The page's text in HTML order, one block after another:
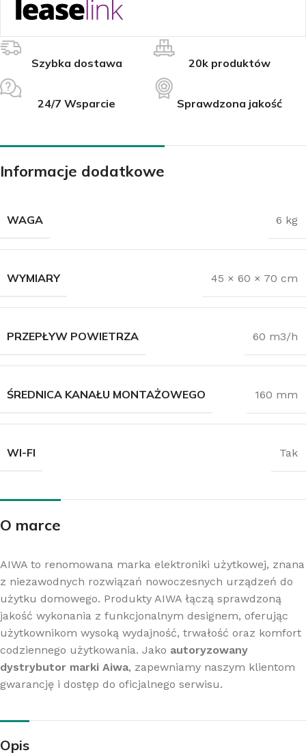
Szybka dostawa 20k produktów
24/7 Wsparcie Sprawdzona jakość
Informacje dodatkowe
WAGA 6 kg
WYMIARY 45 × 60 × 70 cm
PRZEPŁYW POWIETRZA 60 m3/h
ŚREDNICA KANAŁU MONTAŻOWEGO 160 mm
WI-FI Tak
O marce
AIWA to renomowana marka elektroniki użytkowej, znana
z niezawodnych rozwiązań nowoczesnych urządzeń do
użytku domowego. Produkty AIWA łączą sprawdzoną
jakość wykonania z funkcjonalnym designem, oferując
użytkownikom wysoką wydajność, trwałość oraz komfort
codziennego użytkowania. Jako autoryzowany
dystrybutor marki Aiwa, zapewniamy naszym klientom
gwarancję i dostęp do oficjalnego serwisu.
Opis